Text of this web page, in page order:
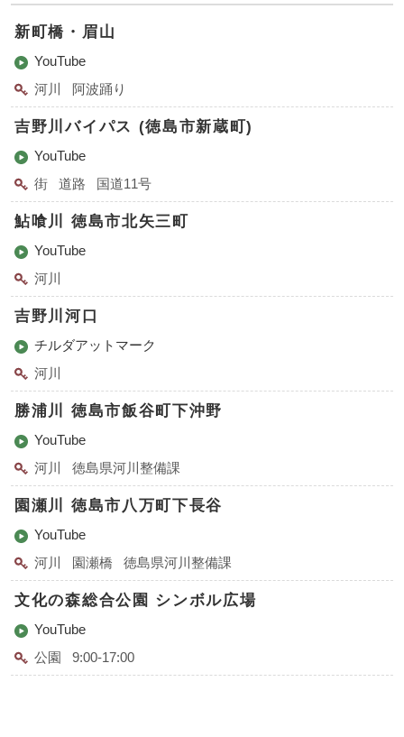
新町橋・眉山
YouTube
河川
阿波踊り
吉野川バイパス (徳島市新蔵町)
YouTube
街
道路 国道11号
鮎喰川 徳島市北矢三町
YouTube
河川
吉野川河口
チルダアットマーク
河川
勝浦川 徳島市飯谷町下沖野
YouTube
河川
徳島県河川整備課
園瀬川 徳島市八万町下長谷
YouTube
河川
園瀬橋 徳島県河川整備課
文化の森総合公園 シンボル広場
YouTube
公園
9:00-17:00